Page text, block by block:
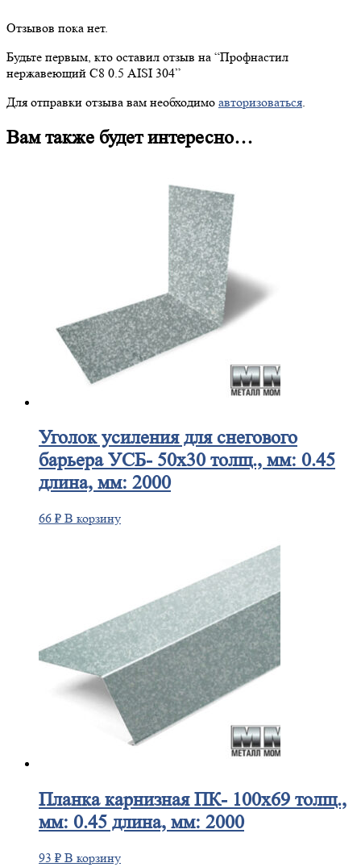
Отзывов пока нет.
Будьте первым, кто оставил отзыв на “Профнастил
нержавеющий С8 0.5 AISI 304”
Для отправки отзыва вам необходимо авторизоваться
Вам также будет интересно…
Уголокусиления для снегового
барьера УСБ- 50х30 толщ., мм: 0.45
длина, мм: 2000
66 ₽ В корзину
Планкакарнизная ПК- 100х69 толщ.,
мм: 0.45 длина, мм: 2000
93 ₽ В корзину